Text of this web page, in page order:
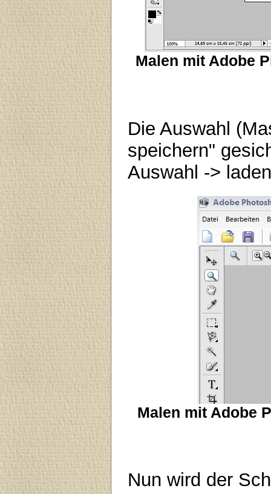
Malen mit Adobe
Die Auswahl
speichern"
Auswahl ->
Malen mit Adobe
Nun wird der